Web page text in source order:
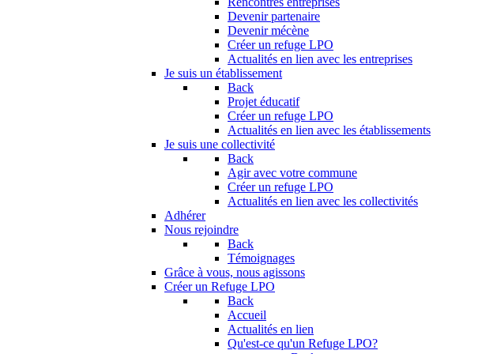
Devenir partenaire
Devenir mécène
Créer un refuge LPO
Actualités en lien avec les entreprises
Je suis un établissement
Back
Projet éducatif
Créer un refuge LPO
Actualités en lien avec les établissements
Je suis une collectivité
Back
Agir avec votre commune
Créer un refuge LPO
Actualités en lien avec les collectivités
Adhérer
Nous rejoindre
Back
Témoignages
Grâce à vous, nous agissons
Créer un Refuge LPO
Back
Accueil
Actualités en lien
Qu'est-ce qu'un Refuge LPO?